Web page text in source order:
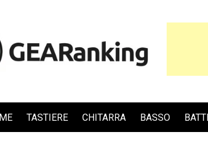
TASTIERE CHITARRA BASSO